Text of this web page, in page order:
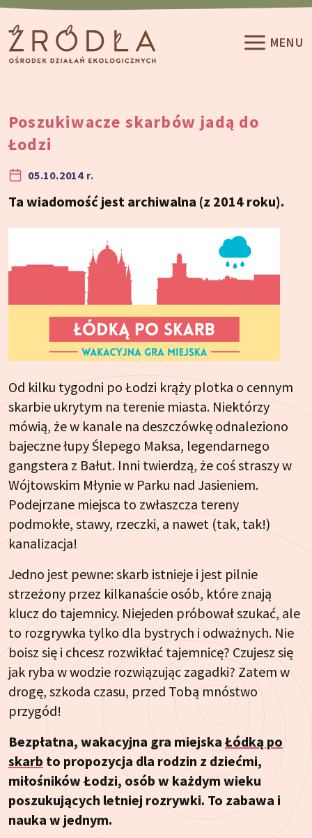
Przeskocz do treści
MENU
Poszukiwacze skarbów jadą do
Łodzi
05.10.2014 r.
Ta wiadomość jest archiwalna (z 2014 roku).
Od kilku tygodni po Łodzi krąży plotka o cennym
skarbie ukrytym na terenie miasta. Niektórzy
mówią, że w kanale na deszczówkę odnaleziono
bajeczne łupy Ślepego Maksa, legendarnego
gangstera z Bałut. Inni twierdzą, że coś straszy w
Wójtowskim Młynie w Parku nad Jasieniem.
Podejrzane miejsca to zwłaszcza tereny
podmokłe, stawy, rzeczki, a nawet (tak, tak!)
kanalizacja!
Jedno jest pewne: skarb istnieje i jest pilnie
strzeżony przez kilkanaście osób, które znają
klucz do tajemnicy. Niejeden próbował szukać, ale
to rozgrywka tylko dla bystrych i odważnych. Nie
boisz się i chcesz rozwikłać tajemnicę? Czujesz się
jak ryba w wodzie rozwiązując zagadki? Zatem w
drogę, szkoda czasu, przed Tobą mnóstwo
przygód!
Bezpłatna, wakacyjna gra miejska Łódką po
skarb to propozycja dla rodzin z dziećmi,
miłośników Łodzi, osób w każdym wieku
poszukujących letniej rozrywki. To zabawa i
nauka w jednym.